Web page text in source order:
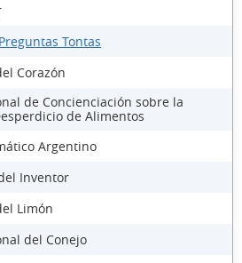
Tontas
Corazón
de Concienciación sobre la
de Alimentos
Argentino
Inventor
Limón
del Conejo